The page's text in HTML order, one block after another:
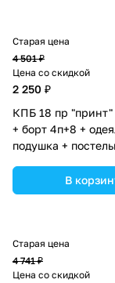
Старая цена
4 501 ₽
Цена со скидкой
2 250 ₽
КПБ 18 пр "принт"
+ борт 4п+8 +
подушка +
(№П207_4а8_02)
ассортименте.
В
Старая цена
4 741 ₽
Цена со скидкой